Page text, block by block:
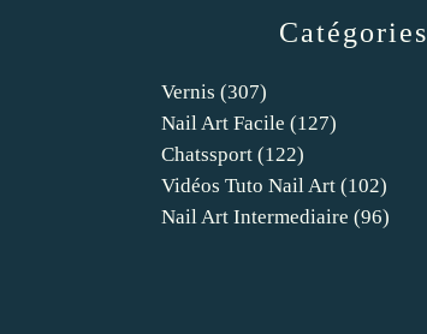
Catégories
Vernis (307)
Nail Art Facile (127)
Chatssport (122)
Vidéos Tuto Nail Art (102)
Nail Art Intermediaire (96)